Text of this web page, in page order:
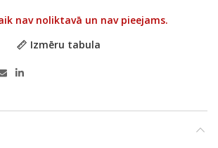
nav noliktavā un nav pieejams.
Izmēru tabula